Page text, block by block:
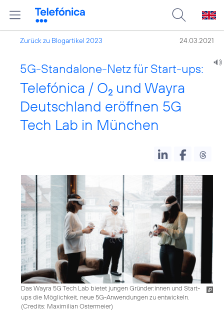
Zurück zu Blogartikel 2023 24.03.2021
5G-Standalone-Netz für Start-ups:
Telefónica / O2 und Wayra
Deutschland eröffnen 5G
Tech Lab in München
Das Wayra 5G Tech Lab bietet jungen Gründer:innen und Start-
ups die Möglichkeit, neue 5G-Anwendungen zu entwickeln.
(Credits: Maximilian Ostermeier)